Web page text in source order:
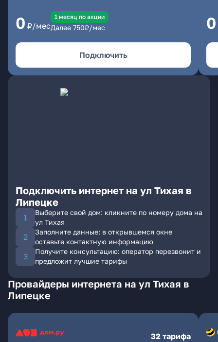
0 ₽/мес
1 месяц по акции
Далее 750₽/мес
Подключить
0
Подключить интернет на ул Тихая в
Липецке
Выберите свой дом: кликните по номеру дома на
ул Тихая
Заполните данные: в открывшемся окне
оставьте контактную информацию
Получите консультацию: оператор перезвонит и
предложит лучшие тарифы
Провайдеры интернета на ул Тихая в
Липецке
32 тарифа